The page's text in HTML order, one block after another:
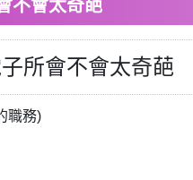
不會太奇葩
所會不會太奇葩
職務)